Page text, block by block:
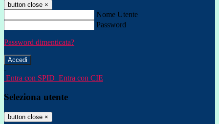
button close ×
Nome Utente
Password
Password dimenticata?
-
Entra con SPID Entra con CIE
Seleziona utente
button close ×